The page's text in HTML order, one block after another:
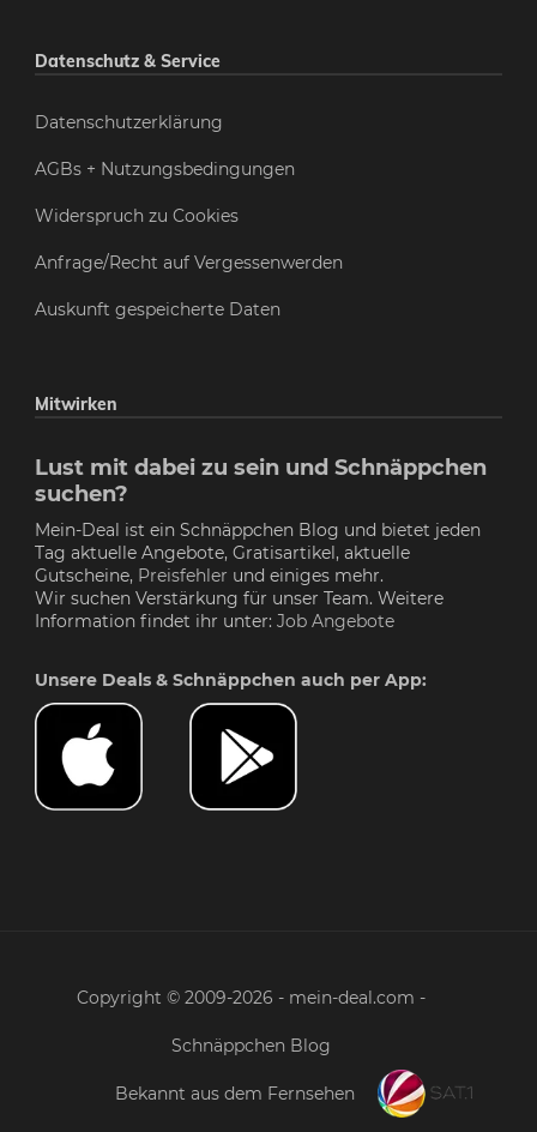
Datenschutz & Service
Datenschutzerklärung
AGBs + Nutzungsbedingungen
Widerspruch zu Cookies
Anfrage/Recht auf Vergessenwerden
Auskunft gespeicherte Daten
Mitwirken
Lust mit dabei zu sein und Schnäppchen
suchen?
Mein-Deal ist ein Schnäppchen Blog und bietet jeden
Tag aktuelle Angebote, Gratisartikel, aktuelle
Gutscheine, Preisfehler und einiges mehr.
Wir suchen Verstärkung für unser Team. Weitere
Information findet ihr unter: Job Angebote
Unsere Deals & Schnäppchen auch per App:
Copyright © 2009-2026 - mein-deal.com -
Schnäppchen Blog
Bekannt aus dem Fernsehen